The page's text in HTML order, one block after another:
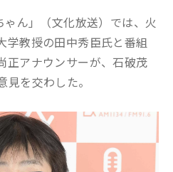
ん」（文化放送）では、火
学教授の田中秀臣氏と番組
正アナウンサーが、石破茂
を交わした。